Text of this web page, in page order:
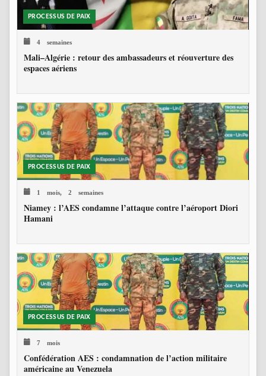
PROCESSUS DE PAIX
4 semaines
Mali–Algérie : retour des ambassadeurs et réouverture des
espaces aériens
PROCESSUS DE PAIX
1 mois, 2 semaines
Niamey : l’AES condamne l’attaque contre l’aéroport Diori
Hamani
PROCESSUS DE PAIX
7 mois
Confédération AES : condamnation de l’action militaire
américaine au Venezuela